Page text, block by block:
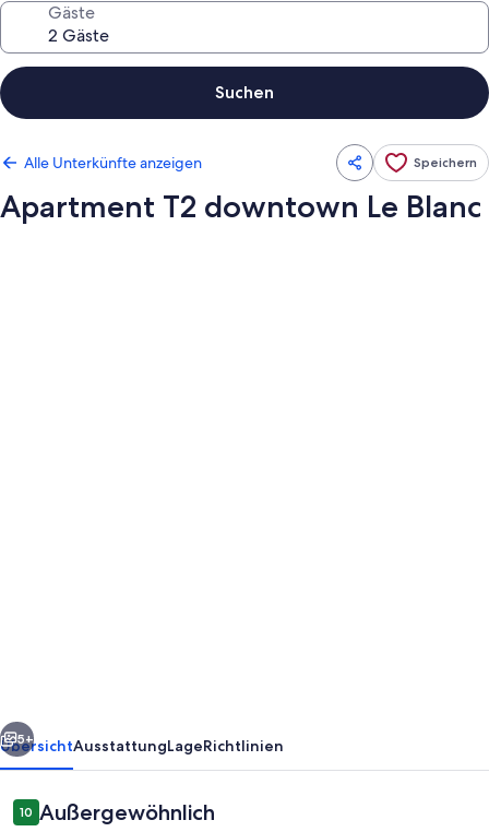
Gäste
Suchen
Alle Unterkünfte anzeigen Speichern
Apartment T2 downtown Le Blanc
Weiter
5+
ÜbersichtAusstattungLageRichtlinien
Bewertungen
1010 von 10.
Außergewöhnlich